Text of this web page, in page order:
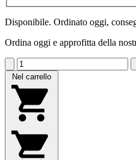
Disponibile. Ordinato oggi,
Ordina oggi e approfitta della
Nel carrello